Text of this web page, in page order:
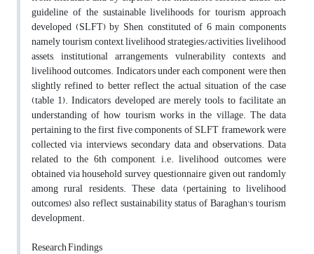
guideline of the sustainable livelihoods for tourism approach
developed (SLFT) by Shen, constituted of 6 main components
namely tourism context, livelihood strategies/activities, livelihood
assets, institutional arrangements, vulnerability contexts and
livelihood outcomes. Indicators under each component were then
slightly refined to better reflect the actual situation of the case
(table 1). Indicators developed are merely tools to facilitate an
understanding of how tourism works in the village. The data
pertaining to the first five components of SLFT framework were
collected via interviews, secondary data and observations. Data
related to the 6th component, i.e. livelihood outcomes, were
obtained via household survey questionnaire given out randomly
among rural residents. These data (pertaining to livelihood
outcomes) also reflect sustainability status of Baraghan's tourism
development.
Research Findings